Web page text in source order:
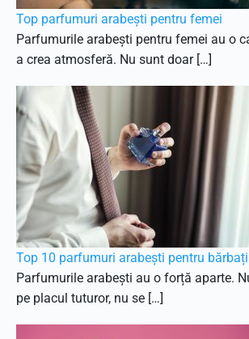
Top parfumuri arabești pentru femei
Parfumurile arabești pentru femei au o
a crea atmosferă. Nu sunt doar […]
Top 10 parfumuri arabești pentru bărbați
Parfumurile arabești au o forță aparte.
pe placul tuturor, nu se […]